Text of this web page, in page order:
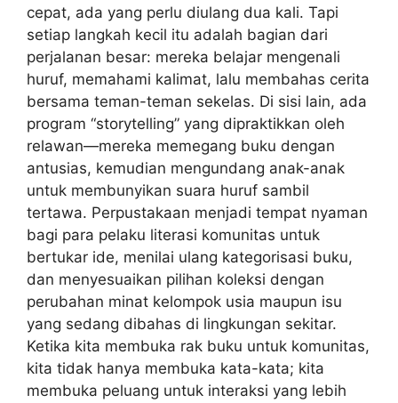
cepat, ada yang perlu diulang dua kali. Tapi
setiap langkah kecil itu adalah bagian dari
perjalanan besar: mereka belajar mengenali
huruf, memahami kalimat, lalu membahas cerita
bersama teman-teman sekelas. Di sisi lain, ada
program “storytelling” yang dipraktikkan oleh
relawan—mereka memegang buku dengan
antusias, kemudian mengundang anak-anak
untuk membunyikan suara huruf sambil
tertawa. Perpustakaan menjadi tempat nyaman
bagi para pelaku literasi komunitas untuk
bertukar ide, menilai ulang kategorisasi buku,
dan menyesuaikan pilihan koleksi dengan
perubahan minat kelompok usia maupun isu
yang sedang dibahas di lingkungan sekitar.
Ketika kita membuka rak buku untuk komunitas,
kita tidak hanya membuka kata-kata; kita
membuka peluang untuk interaksi yang lebih